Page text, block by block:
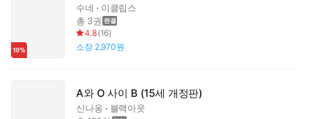
수네
이클립스
총 3권
4.8(16)
소장 2,970원
A와 O 사이 B (15세 개정판)
신나옹
블랙아웃